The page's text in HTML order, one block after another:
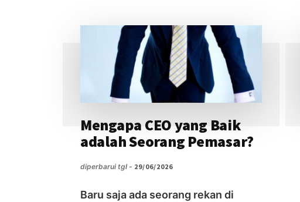
Mengapa CEO yang Baik
adalah Seorang Pemasar?
diperbarui tgl - 29/06/2026
Baru saja ada seorang rekan di